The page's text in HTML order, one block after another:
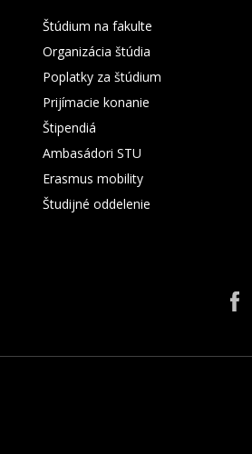
Štúdium na fakulte
Organizácia štúdia
Poplatky za štúdium
Prijímacie konanie
Štipendiá
Ambasádori STU
Erasmus mobility
Študijné oddelenie